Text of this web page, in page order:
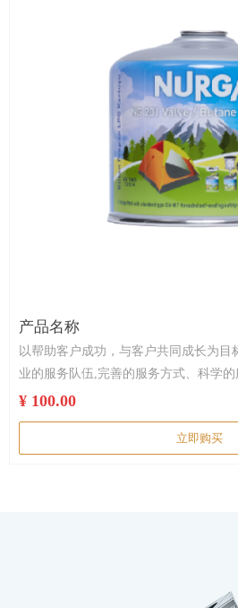
产品名称
以帮助客户成功，与客户共同成长为目
业的服务队伍,完善的服务方式、科学
售后服务的执行。
¥ 100.00
立即购买